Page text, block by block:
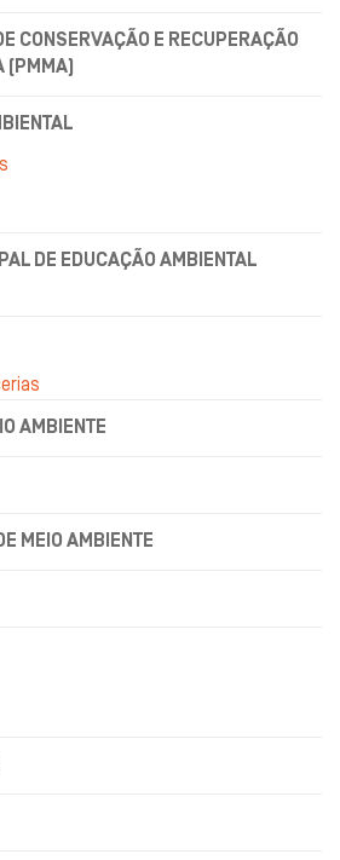
CONSERVAÇÃO E RECUPERAÇÃO
(PMMA)
DE EDUCAÇÃO AMBIENTAL
AMBIENTE
MEIO AMBIENTE